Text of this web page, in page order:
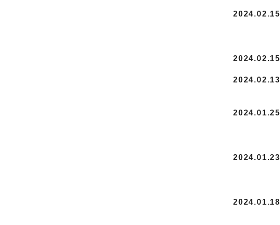
2024.02.15
2024.02.15
2024.02.13
2024.01.25
2024.01.23
2024.01.18